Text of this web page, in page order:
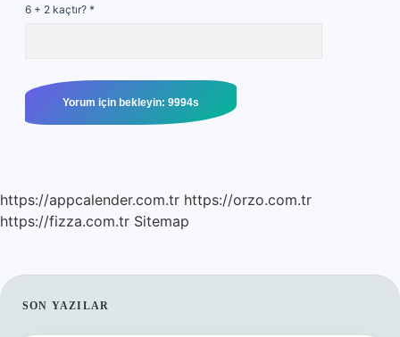
6 + 2 kaçtır? *
https://appcalender.com.tr https://orzo.com.tr
https://fizza.com.tr Sitemap
SIDEBAR
SON YAZILAR